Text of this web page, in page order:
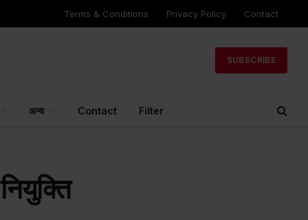
Terms & Conditions Privacy Policy Contact
SUBSCRIBE
अन्य Contact Filter